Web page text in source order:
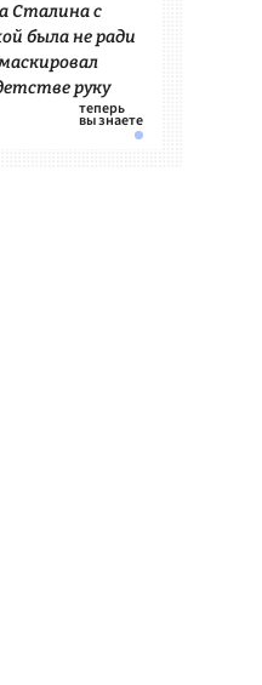
Сталина с
была не ради
руку